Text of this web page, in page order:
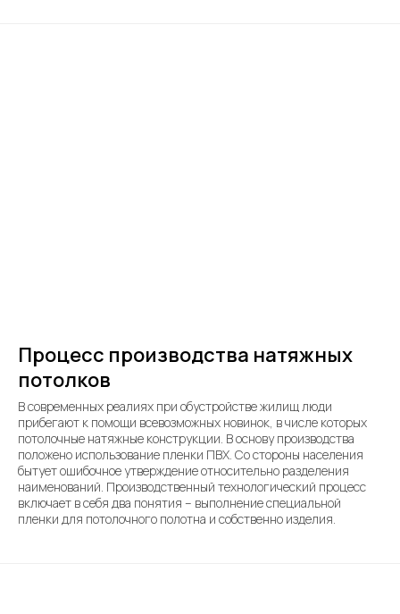
Процесс производства натяжных
потолков
В современных реалиях при обустройстве жилищ люди
прибегают к помощи всевозможных новинок, в числе которых
потолочные натяжные конструкции. В основу производства
положено использование пленки ПВХ. Со стороны населения
бытует ошибочное утверждение относительно разделения
наименований. Производственный технологический процесс
включает в себя два понятия – выполнение специальной
пленки для потолочного полотна и собственно изделия.